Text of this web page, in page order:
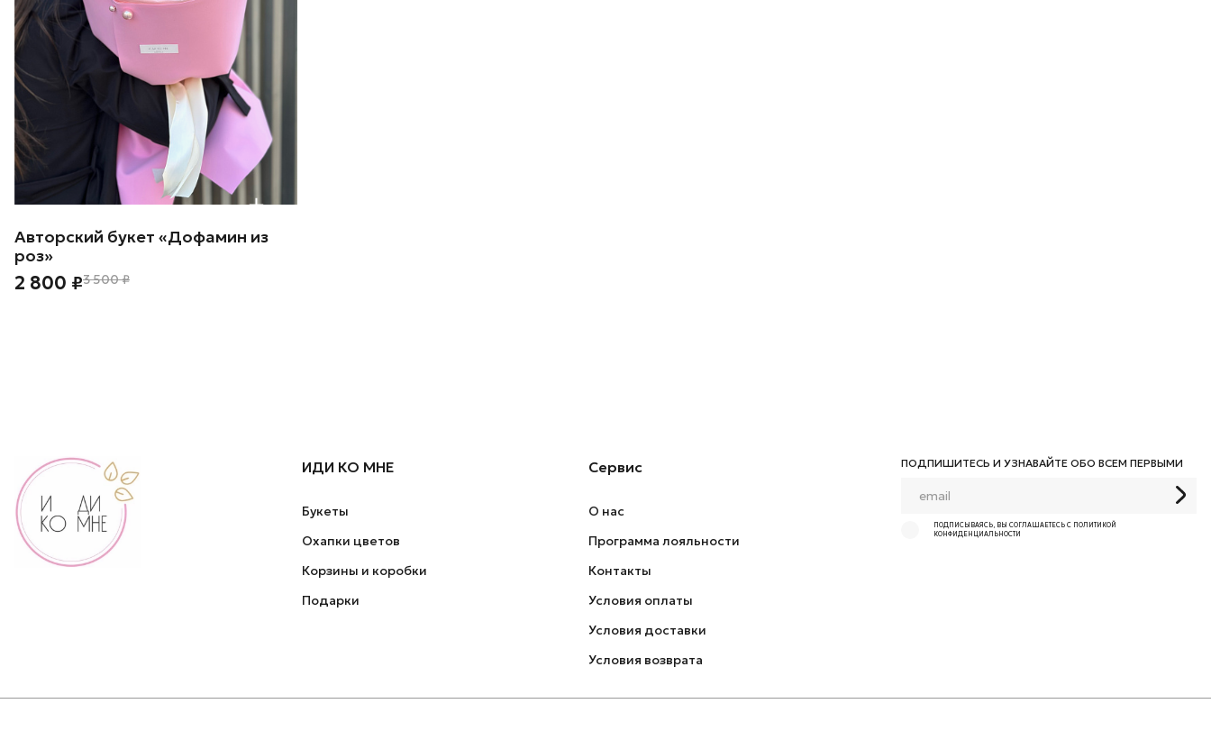
Авторский букет «Дофамин из
роз»
2 800 ₽3 500 ₽
ИДИ КО МНЕ
Букеты
Охапки цветов
Корзины и коробки
Подарки
Сервис
О нас
Программа лояльности
Контакты
Условия оплаты
Условия доставки
Условия возврата
ПОДПИШИТЕСЬ И УЗНАВАЙТЕ ОБО ВСЕМ ПЕРВЫМИ
ПОДПИСЫВАЯСЬ, ВЫ СОГЛАШАЕТЕСЬ С ПОЛИТИКОЙ
КОНФИДЕНЦИАЛЬНОСТИ